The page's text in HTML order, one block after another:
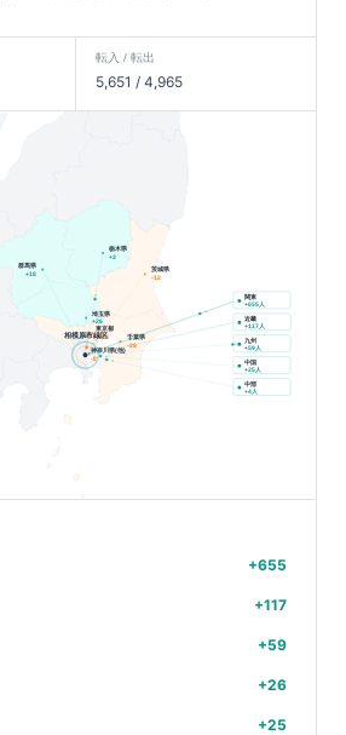
転入 / 転出
5,651 / 4,965
埼玉県
+26
群馬県
+18
栃木県
+3
神奈川県(他)
-8
茨城県
-12
千葉県
-28
東京都
-173
相模原市緑区
関東
+655人
近畿
+117人
九州
+59人
中国
+25人
中部
+4人
+655
+117
+59
+26
+25